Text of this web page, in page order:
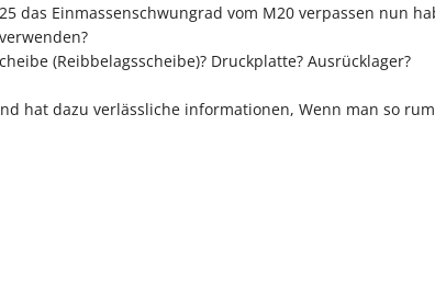
das Einmassenschwungrad vom M20 verpassen nun
(Reibbelagsscheibe)? Druckplatte? Ausrücklager?
hat dazu verlässliche informationen, Wenn man so